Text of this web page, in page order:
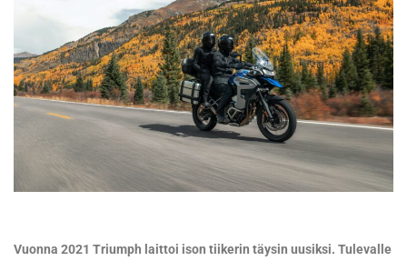
Vuonna 2021 Triumph laittoi ison tiikerin täysin uusiksi. Tulevalle